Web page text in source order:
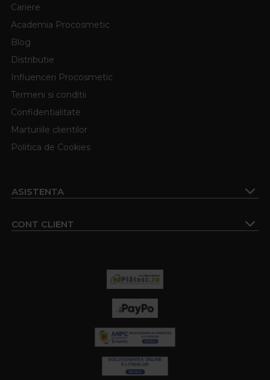
Cariere
Academia Procosmetic
Blog
Distributie
Influenceri Procosmetic
Termeni si conditii
Confidentialitate
Marturiile clientilor
Politica de Cookies
ASISTENTA
CONT CLIENT